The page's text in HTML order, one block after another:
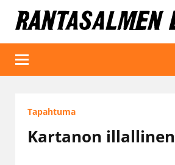
Tapahtuma
Kartanon illallinen